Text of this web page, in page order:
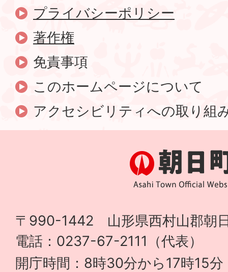
プライバシーポリシー
著作権
免責事項
このホームページについて
アクセシビリティへの取り組
〒990-1442 山形県西村山郡朝
電話：0237-67-2111（代表）
開庁時間：8時30分から17時15分